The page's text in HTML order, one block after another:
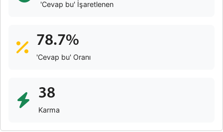
'Cevap bu' İşaretlenen
78.7%
'Cevap bu' Oranı
38
Karma